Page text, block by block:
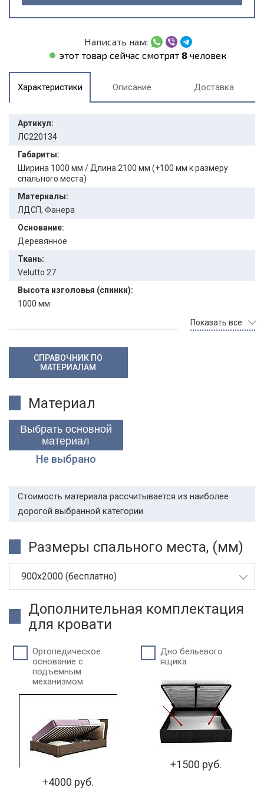
Написать нам:
этот товар сейчас смотрят 8 человек
Характеристики Описание Доставка
Артикул:
ЛС220134
Габариты:
Ширина 1000 мм / Длина 2100 мм (+100 мм к размеру
спального места)
Материалы:
ЛДСП, Фанера
Основание:
Деревянное
Ткань:
Velutto 27
Высота изголовья (спинки):
1000 мм
Показать все
СПРАВОЧНИК ПО
МАТЕРИАЛАМ
Материал
Выбрать основной
материал
Не выбрано
Стоимость материала рассчитывается из наиболее
дорогой выбранной категории
Размеры спального места, (мм)
900х2000 (бесплатно)
Дополнительная комплектация
для кровати
Ортопедическое
основание с
подъемным
механизмом
+4000 руб.
Дно бельевого
ящика
+1500 руб.